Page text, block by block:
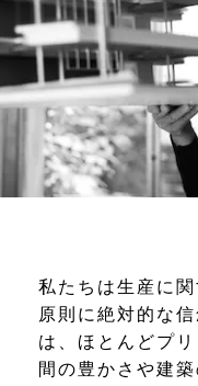
私たちは生産に
原則に絶対的な
は、ほとんどプ
間の豊かさや建